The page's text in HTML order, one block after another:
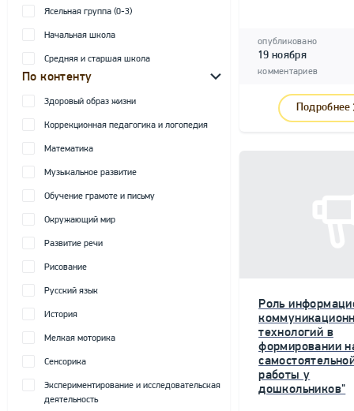
Ясельная группа (0-3)
Начальная школа
Средняя и старшая школа
По контенту
Здоровый образ жизни
Коррекционная педагогика и логопедия
Математика
Музыкальное развитие
Обучение грамоте и письму
Окружающий мир
Развитие речи
Рисование
Русский язык
История
Мелкая моторика
Сенсорика
Экспериментирование и исследовательская
деятельность
опубликовано
19 ноября
комментариев
Подробнее
Роль
технологий в
формировании
работы у
дошкольников"